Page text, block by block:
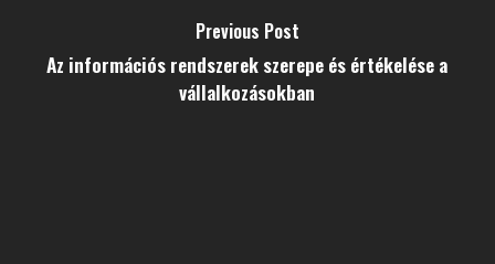
Previous Post
Az információs rendszerek szerepe és értékelése a
vállalkozásokban